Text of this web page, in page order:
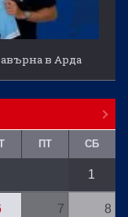
в Арда
ПТ СБ
1
7 8